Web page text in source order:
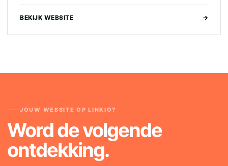
BEKIJK WEBSITE →
JOUW WEBSITE OP LINKIO?
Word de volgende
ontdekking.